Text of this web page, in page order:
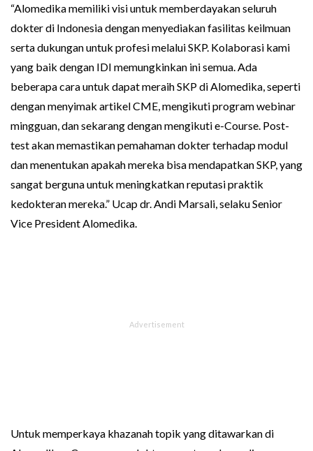
“Alomedika memiliki visi untuk memberdayakan seluruh
dokter di Indonesia dengan menyediakan fasilitas keilmuan
serta dukungan untuk profesi melalui SKP. Kolaborasi kami
yang baik dengan IDI memungkinkan ini semua. Ada
beberapa cara untuk dapat meraih SKP di Alomedika, seperti
dengan menyimak artikel CME, mengikuti program webinar
mingguan, dan sekarang dengan mengikuti e-Course. Post-
test akan memastikan pemahaman dokter terhadap modul
dan menentukan apakah mereka bisa mendapatkan SKP, yang
sangat berguna untuk meningkatkan reputasi praktik
kedokteran mereka.” Ucap dr. Andi Marsali, selaku Senior
Vice President Alomedika.
Untuk memperkaya khazanah topik yang ditawarkan di